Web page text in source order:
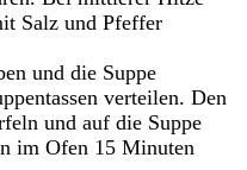
Salz und Pfeffer
und die Suppe
verteilen. Den
und auf die Suppe
im Ofen 15 Minuten